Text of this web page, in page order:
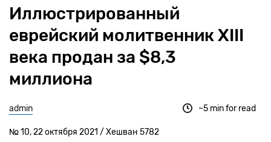
Иллюстрированный
еврейский молитвенник XIII
века продан за $8,3
миллиона
admin
№ 10, 22 октября 2021 / Хешван 5782
~5 min for read